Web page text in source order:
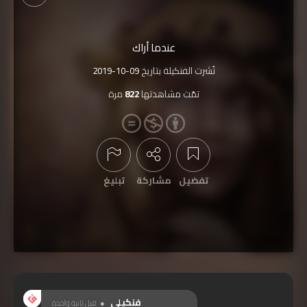
عندما أراك
نُشرت الفنكيلة بتاريخ2019-10-09
تمّت مشاهدتها822 مرة
تفضيل مشاركة تبليغ
فنكيلي قبل ثانية واحدة